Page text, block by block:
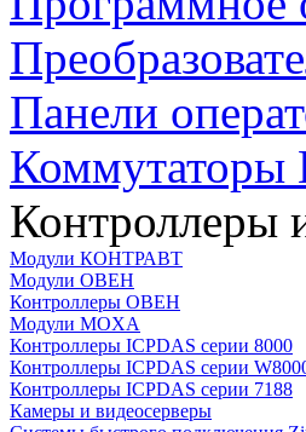
Панели
Коммутаторы
Контроллеры
Модули КОНТРАВТ
Модули ОВЕН
Контроллеры ОВЕН
Модули MOXA
Контроллеры ICPDAS серии 8000
Контроллеры ICPDAS серии
Контроллеры ICPDAS серии 7188
Камеры и видеосерверы